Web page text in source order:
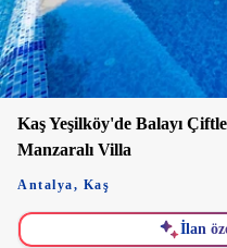
Kaş Yeşilköy'de Balayı
Manzaralı Villa
Antalya, Kaş
İlan